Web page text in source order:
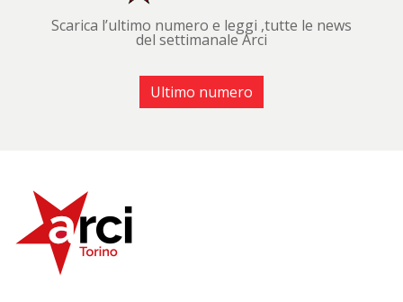
Scarica l’ultimo numero e leggi ,tutte le news
del settimanale Arci
Ultimo numero